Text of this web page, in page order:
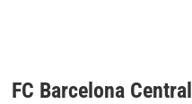
FC Barcelona Central